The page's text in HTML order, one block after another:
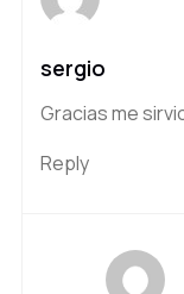
sergio
Gracias me
Reply